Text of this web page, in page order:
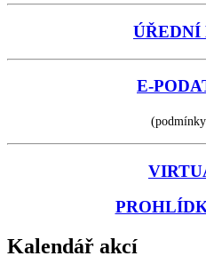
ÚŘEDNÍ
E-
Kalendář akcí